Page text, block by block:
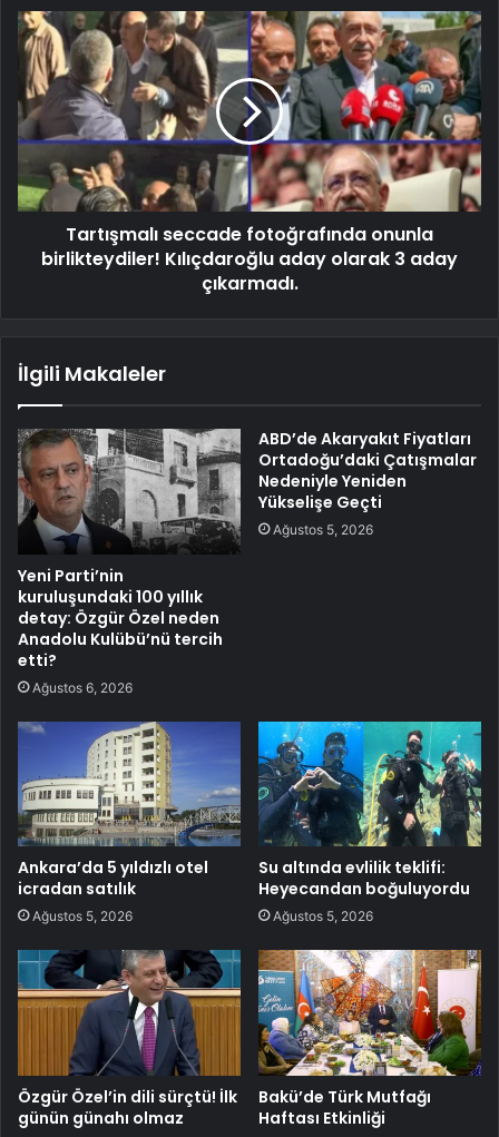
Tartışmalı seccade fotoğrafında onunla
birlikteydiler! Kılıçdaroğlu aday olarak 3 aday
çıkarmadı.
İlgili Makaleler
Yeni Parti’nin
kuruluşundaki 100 yıllık
detay: Özgür Özel neden
Anadolu Kulübü’nü tercih
etti?
Ağustos 6, 2026
ABD’de Akaryakıt Fiyatları
Ortadoğu’daki Çatışmalar
Nedeniyle Yeniden
Yükselişe Geçti
Ağustos 5, 2026
Ankara’da 5 yıldızlı otel
icradan satılık
Ağustos 5, 2026
Su altında evlilik teklifi:
Heyecandan boğuluyordu
Ağustos 5, 2026
Özgür Özel’in dili sürçtü! İlk
günün günahı olmaz
Bakü’de Türk Mutfağı
Haftası Etkinliği